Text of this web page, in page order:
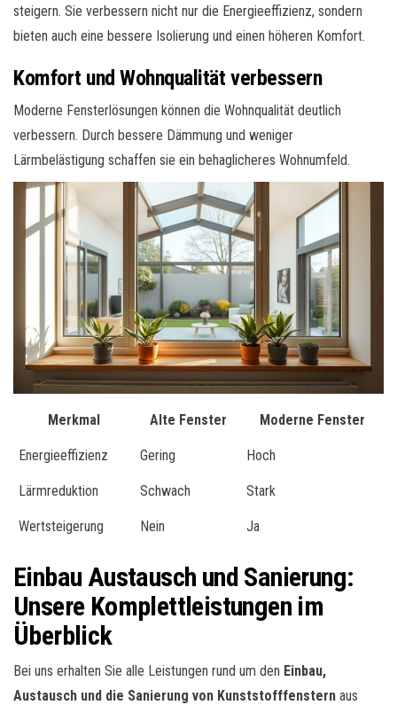
steigern. Sie verbessern nicht nur die Energieeffizienz, sondern
bieten auch eine bessere Isolierung und einen höheren Komfort.
Komfort und Wohnqualität verbessern
Moderne Fensterlösungen können die Wohnqualität deutlich
verbessern. Durch bessere Dämmung und weniger
Lärmbelästigung schaffen sie ein behaglicheres Wohnumfeld.
Merkmal Alte Fenster Moderne Fenster
Energieeffizienz Gering Hoch
Lärmreduktion Schwach Stark
Wertsteigerung Nein Ja
Einbau Austausch und Sanierung:
Unsere Komplettleistungen im
Überblick
Bei uns erhalten Sie alle Leistungen rund um den Einbau,
Austausch und die Sanierung von Kunststofffenstern aus